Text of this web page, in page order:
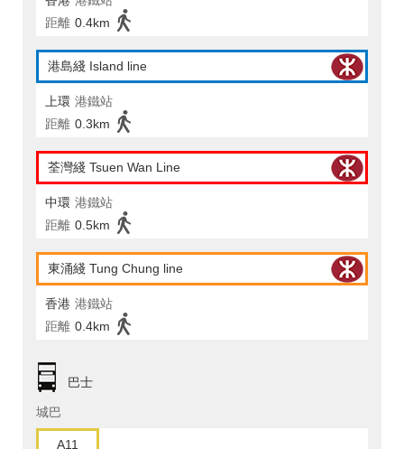
距離 0.4km
港島綫 Island line
上環 港鐵站
距離 0.3km
荃灣綫 Tsuen Wan Line
中環 港鐵站
距離 0.5km
東涌綫 Tung Chung line
香港 港鐵站
距離 0.4km
巴士
城巴
A11